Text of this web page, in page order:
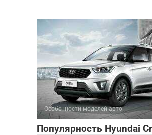
Особенности моделей авто
Популярность Hyundai